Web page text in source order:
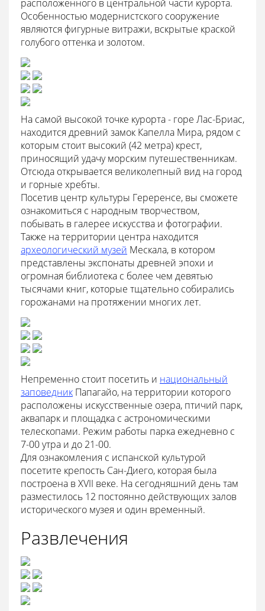
расположенного в центральной части курорта.
Особенностью модернистского сооружение
являются фигурные витражи, вскрытые краской
голубого оттенка и золотом.
На самой высокой точке курорта - горе Лас-Бриас,
находится древний замок Капелла Мира, рядом с
которым стоит высокий (42 метра) крест,
приносящий удачу морским путешественникам.
Отсюда открывается великолепный вид на город
и горные хребты.
Посетив центр культуры Гереренсе, вы сможете
ознакомиться с народным творчеством,
побывать в галерее искусства и фотографии.
Также на территории центра находится
археологический музей Мескала, в котором
представлены экспонаты древней эпохи и
огромная библиотека с более чем девятью
тысячами книг, которые тщательно собирались
горожанами на протяжении многих лет.
Непременно стоит посетить и национальный
заповедник Папагайо, на территории которого
расположены искусственные озера, птичий парк,
аквапарк и площадка с астрономическими
телескопами. Режим работы парка ежедневно с
7-00 утра и до 21-00.
Для ознакомления с испанской культурой
посетите крепость Сан-Диего, которая была
построена в XVII веке. На сегодняшний день там
разместилось 12 постоянно действующих залов
исторического музея и один временный.
Развлечения